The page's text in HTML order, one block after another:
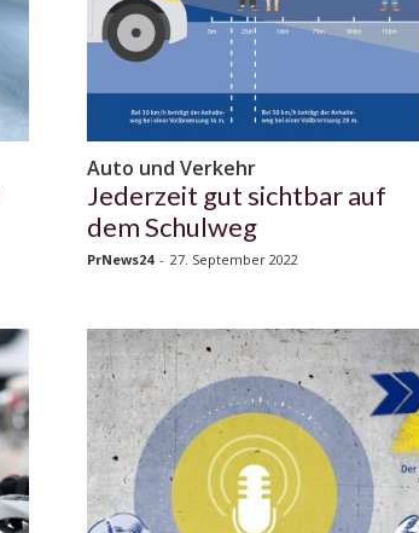
Auto und Verkehr
Jederzeit gut sichtbar auf
dem Schulweg
PrNews24 - 27. September 2022